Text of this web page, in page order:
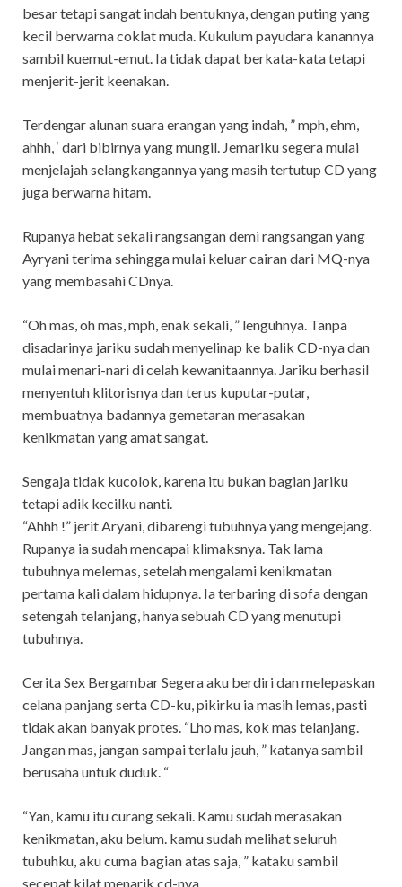
besar tetapi sangat indah bentuknya, dengan puting yang
kecil berwarna coklat muda. Kukulum payudara kanannya
sambil kuemut-emut. Ia tidak dapat berkata-kata tetapi
menjerit-jerit keenakan.
Terdengar alunan suara erangan yang indah, ” mph, ehm,
ahhh, ‘ dari bibirnya yang mungil. Jemariku segera mulai
menjelajah selangkangannya yang masih tertutup CD yang
juga berwarna hitam.
Rupanya hebat sekali rangsangan demi rangsangan yang
Ayryani terima sehingga mulai keluar cairan dari MQ-nya
yang membasahi CDnya.
“Oh mas, oh mas, mph, enak sekali, ” lenguhnya. Tanpa
disadarinya jariku sudah menyelinap ke balik CD-nya dan
mulai menari-nari di celah kewanitaannya. Jariku berhasil
menyentuh klitorisnya dan terus kuputar-putar,
membuatnya badannya gemetaran merasakan
kenikmatan yang amat sangat.
Sengaja tidak kucolok, karena itu bukan bagian jariku
tetapi adik kecilku nanti.
“Ahhh !” jerit Aryani, dibarengi tubuhnya yang mengejang.
Rupanya ia sudah mencapai klimaksnya. Tak lama
tubuhnya melemas, setelah mengalami kenikmatan
pertama kali dalam hidupnya. Ia terbaring di sofa dengan
setengah telanjang, hanya sebuah CD yang menutupi
tubuhnya.
Cerita Sex Bergambar Segera aku berdiri dan melepaskan
celana panjang serta CD-ku, pikirku ia masih lemas, pasti
tidak akan banyak protes. “Lho mas, kok mas telanjang.
Jangan mas, jangan sampai terlalu jauh, ” katanya sambil
berusaha untuk duduk. “
“Yan, kamu itu curang sekali. Kamu sudah merasakan
kenikmatan, aku belum. kamu sudah melihat seluruh
tubuhku, aku cuma bagian atas saja, ” kataku sambil
secepat kilat menarik cd-nya.